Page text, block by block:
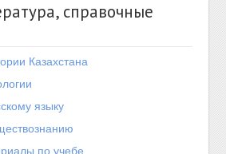
справочные
Казахстана
языку
по учебе